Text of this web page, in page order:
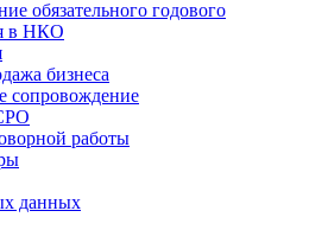
обязательного годового
в НКО
бизнеса
сопровождение
работы
данных